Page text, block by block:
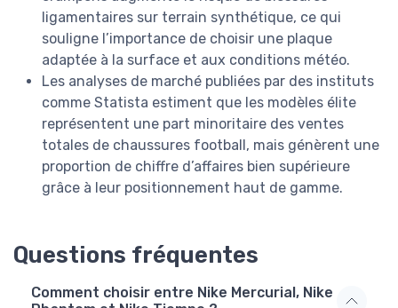
ligamentaires sur terrain synthétique, ce qui
souligne l’importance de choisir une plaque
adaptée à la surface et aux conditions météo.
Les analyses de marché publiées par des instituts
comme Statista estiment que les modèles élite
représentent une part minoritaire des ventes
totales de chaussures football, mais génèrent une
proportion de chiffre d’affaires bien supérieure
grâce à leur positionnement haut de gamme.
Questions fréquentes
Comment choisir entre Nike Mercurial, Nike